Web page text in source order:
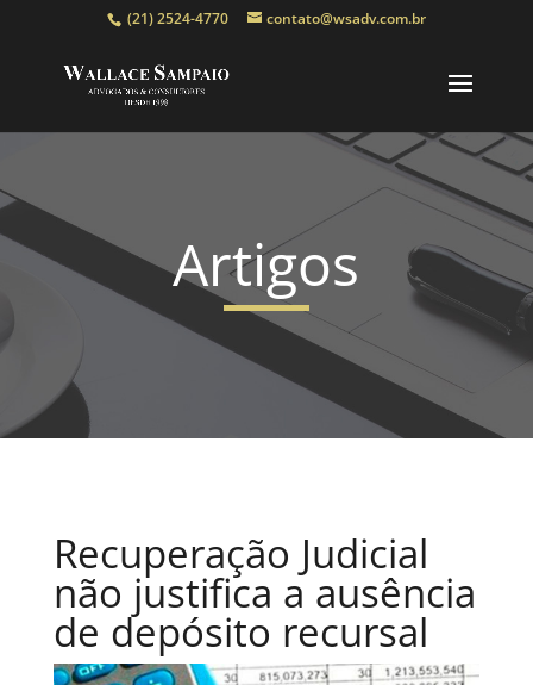
(21) 2524-4770 contato@wsadv.com.br
Artigos
Recuperação Judicial
não justifica a ausência
de depósito recursal